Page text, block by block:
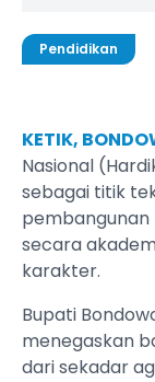
Pendidikan
KETIK,
Nasional
sebagai titik
pembangunan
secara
karakter.
Bupati
menegaskan
dari sekadar